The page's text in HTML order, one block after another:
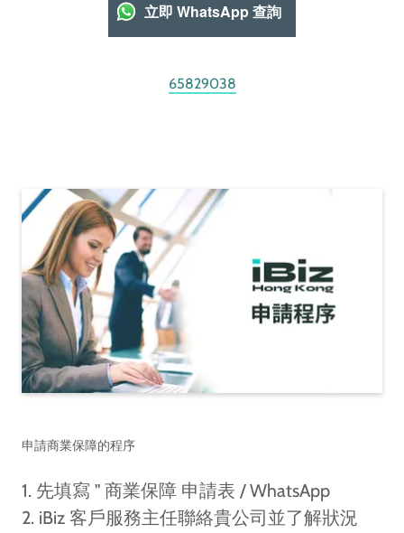
立即 WhatsApp 查詢
65829038
申請商業保障的程序
1. 先填寫 " 商業保障 申請表 / WhatsApp
2. iBiz 客戶服務主任聯絡貴公司並了解狀況